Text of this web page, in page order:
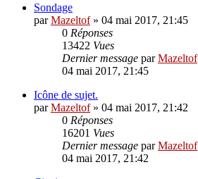
Sondage
parMazeltof» 04 mai 2017, 21:45
0 Réponses
13422 Vues
Dernier message parMazeltof
04 mai 2017, 21:45
Icône de sujet.
parMazeltof» 04 mai 2017, 21:42
0 Réponses
16201 Vues
Dernier message parMazeltof
04 mai 2017, 21:42